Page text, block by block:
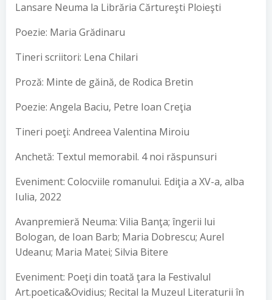
Lansare Neuma la Librăria Cărtureşti Ploieşti
Poezie: Maria Grădinaru
Tineri scriitori: Lena Chilari
Proză: Minte de găină, de Rodica Bretin
Poezie: Angela Baciu, Petre Ioan Creţia
Tineri poeţi: Andreea Valentina Miroiu
Anchetă: Textul memorabil. 4 noi răspunsuri
Eveniment: Colocviile romanului. Ediţia a XV-a, alba
Iulia, 2022
Avanpremieră Neuma: Vilia Banţa; îngerii lui
Bologan, de Ioan Barb; Maria Dobrescu; Aurel
Udeanu; Maria Matei; Silvia Bitere
Eveniment: Poeţi din toată ţara la Festivalul
Art.poetica&Ovidius; Recital la Muzeul Literaturii în